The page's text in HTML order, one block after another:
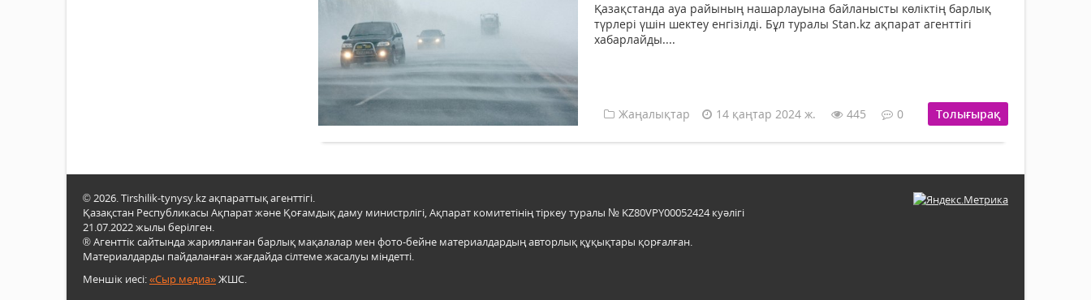
Қазақстанда ауа райының нашарлауына байланысты көліктің барлық
түрлері үшін шектеу енгізілді. Бұл туралы Stan.kz ақпарат агенттігі
хабарлайды....
Жаңалықтар 14 қаңтар 2024 ж. 445 0 Толығырақ
© 2026. Tirshilik-tynysy.kz ақпараттық агенттігі.
Қазақстан Республикасы Ақпарат және Қоғамдық даму министрлігі, Ақпарат комитетінің тіркеу туралы № KZ80VPY00052424 куәлігі
21.07.2022 жылы берілген.
® Агенттік сайтында жарияланған барлық мақалалар мен фото-бейне материалдардың авторлық құқықтары қорғалған.
Материалдарды пайдаланған жағдайда сілтеме жасалуы міндетті.
Меншік иесі:«Сыр медиа»ЖШС.